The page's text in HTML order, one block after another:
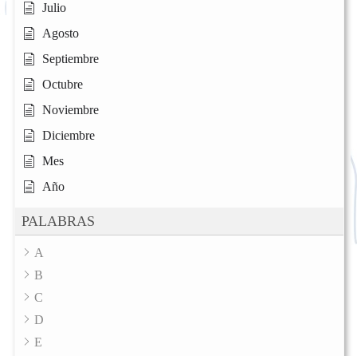
Julio
Agosto
Septiembre
Octubre
Noviembre
Diciembre
Mes
Año
PALABRAS
A
B
C
D
E